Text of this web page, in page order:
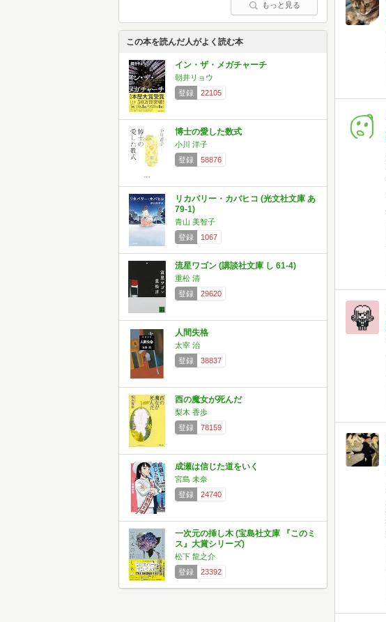
もっと見る
この本を読んだ人がよく読む本
イン・ザ・メガチャーチ
朝井リョウ
登録
22105
博士の愛した数式
小川 洋子
登録
58876
リカバリー・カバヒコ (光文社文庫 あ
79-1)
青山 美智子
登録
1067
流星ワゴン (講談社文庫 し 61-4)
重松 清
登録
29620
人間失格
太宰 治
登録
38837
西の魔女が死んだ
梨木 香歩
登録
78159
成瀬は信じた道をいく
宮島 未奈
登録
24740
一次元の挿し木 (宝島社文庫 『このミ
ス』大賞シリーズ)
松下 龍之介
登録
23392